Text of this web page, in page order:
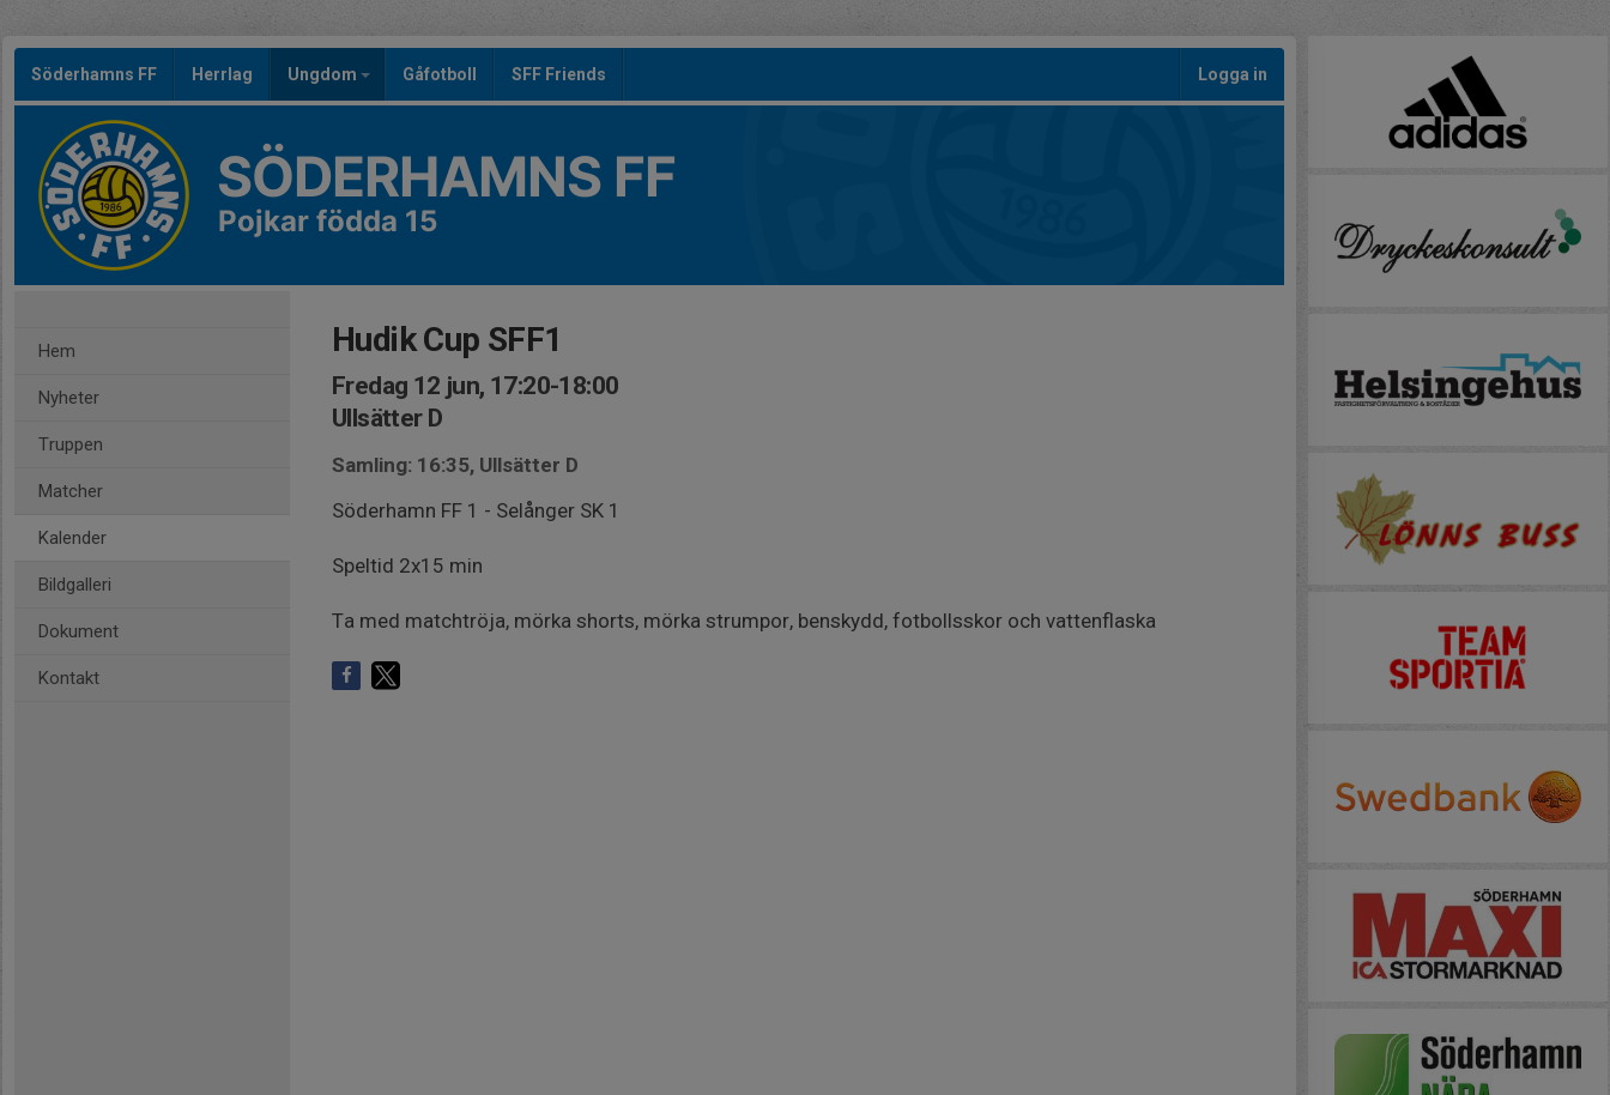
Söderhamns FF Herrlag Ungdom Gåfotboll SFF Friends Logga in
SÖDERHAMNS FF
Pojkar födda 15
Hem
Nyheter
Truppen
Matcher
Kalender
Bildgalleri
Dokument
Kontakt
Hudik Cup SFF1
Fredag 12 jun, 17:20-18:00
Ullsätter D
Samling: 16:35, Ullsätter D
Söderhamn FF 1 - Selånger SK 1
Speltid 2x15 min
Ta med matchtröja, mörka shorts, mörka strumpor, benskydd, fotbollsskor och vattenflaska